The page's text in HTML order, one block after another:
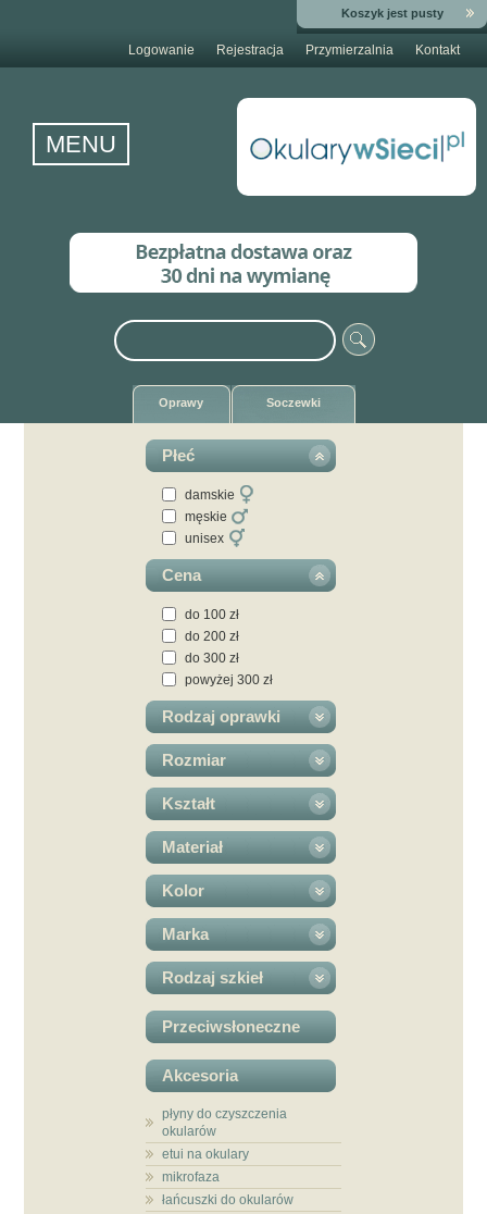
Koszyk jest pusty
Logowanie Rejestracja Przymierzalnia Kontakt
MENU
Oprawy Soczewki
Płeć
damskie
męskie
unisex
Cena
do 100 zł
do 200 zł
do 300 zł
powyżej 300 zł
Rodzaj oprawki
Rozmiar
Kształt
Materiał
Kolor
Marka
Rodzaj szkieł
Przeciwsłoneczne
Akcesoria
płyny do czyszczenia
okularów
etui na okulary
mikrofaza
łańcuszki do okularów